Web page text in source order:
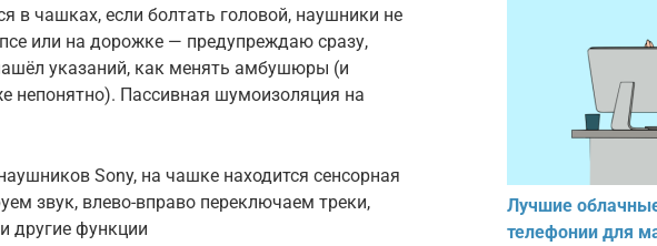
в чашках, если болтать головой, наушники не
или на дорожке — предупреждаю сразу,
указаний, как менять амбушюры (и
непонятно). Пассивная шумоизоляция на
Sony, на чашке находится сенсорная
звук, влево-вправо переключаем треки,
другие функции
Лучшие
телефонии для